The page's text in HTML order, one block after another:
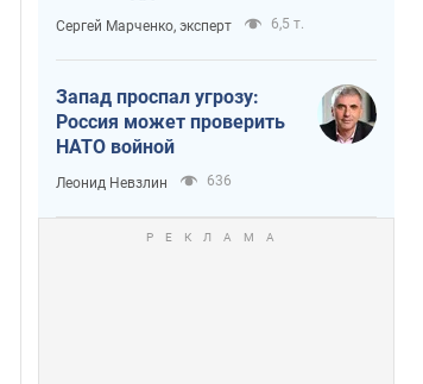
отчаянию из-за
ракетного террора
Сергей Марченко, эксперт 6,5 т.
Запад проспал угрозу:
Россия может проверить
НАТО войной
Леонид Невзлин 636